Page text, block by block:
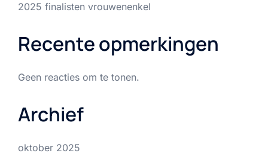
2025 finalisten vrouwenenkel
Recente opmerkingen
Geen reacties om te tonen.
Archief
oktober 2025